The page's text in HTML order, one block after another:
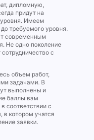
дипломную,
придут на
Имеем
требуемого уровня.
современным
Не одно поколение
с
объем работ,
задачами. В
выполнены и
баллы вам
соответствии с
в котором учатся
заявки.